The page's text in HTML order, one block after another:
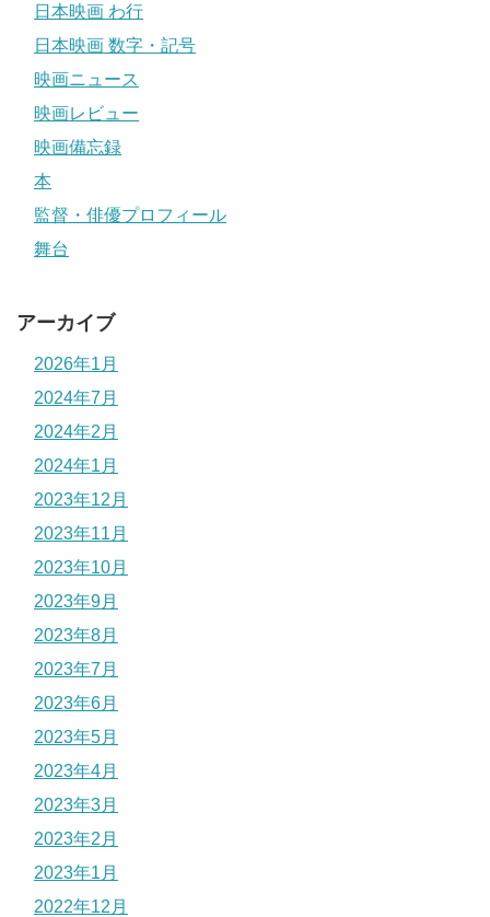
日本映画 わ行
日本映画 数字・記号
映画ニュース
映画レビュー
映画備忘録
本
監督・俳優プロフィール
舞台
アーカイブ
2026年1月
2024年7月
2024年2月
2024年1月
2023年12月
2023年11月
2023年10月
2023年9月
2023年8月
2023年7月
2023年6月
2023年5月
2023年4月
2023年3月
2023年2月
2023年1月
2022年12月